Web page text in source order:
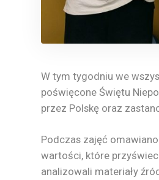
W tym tygodniu we
poświęcone Świętu
przez Polskę oraz
Podczas zajęć
wartości, które
analizowali materiały